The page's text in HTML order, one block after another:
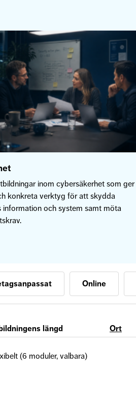
inom cybersäkerhet som ger
konkreta verktyg för att skydda
information och system samt möta
Online
längd Ort
(6 moduler, valbara)